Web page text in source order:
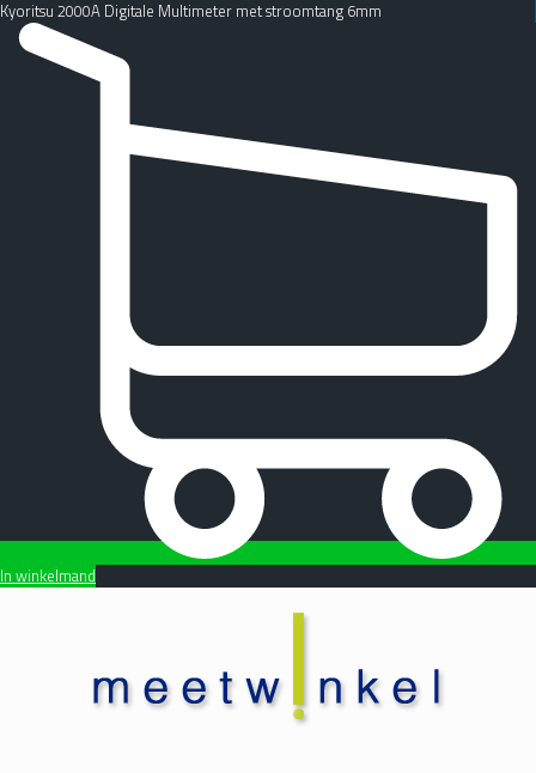
Kyoritsu 2000A Digitale Multimeter met stroomtang 6mm
In winkelmand